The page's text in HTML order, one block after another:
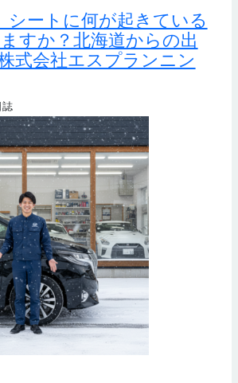
シートに何が起きている
すか？北海道からの出
式会社エスプランニン